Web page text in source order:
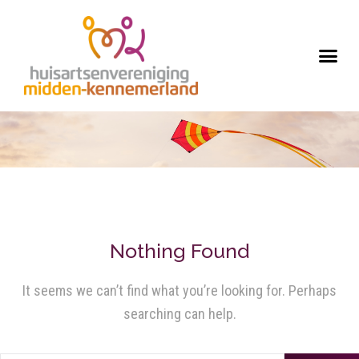
Nothing Found
It seems we can’t find what you’re looking for. Perhaps
searching can help.